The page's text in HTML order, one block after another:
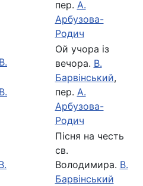
В.
В.
пер. А.
Арбузова-
Родич
Ой учора із
вечора. В.
Барвінський,
пер. А.
Арбузова-
Родич
Пісня на честь
св.
Володимира. В.
Барвінський